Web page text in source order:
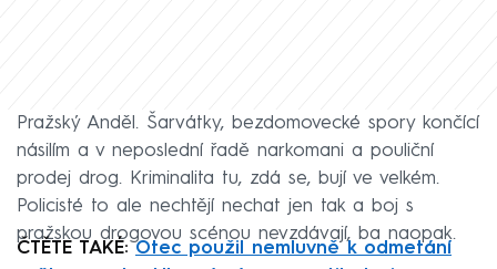
Pražský Anděl. Šarvátky, bezdomovecké spory končící
násilím a v neposlední řadě narkomani a pouliční
prodej drog. Kriminalita tu, zdá se, bují ve velkém.
Policisté to ale nechtějí nechat jen tak a boj s
pražskou drogovou scénou nevzdávají, ba naopak.
ČTĚTE TAKÉ:Otec použil nemluvně k odmetání